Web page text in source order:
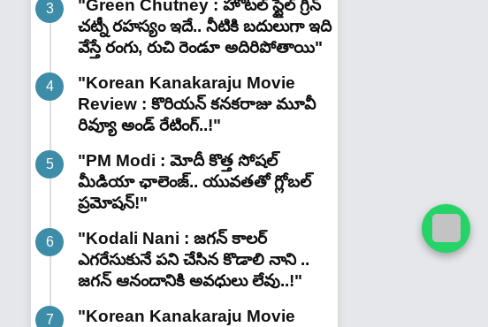
"Green Chutney : హోటల్ స్టైల్ గ్రీన్
చట్నీ రహస్యం ఇదే.. నీటికి బదులుగా ఇది
వేస్తే రంగు, రుచి రెండూ అదిరిపోతాయి"
"Korean Kanakaraju Movie
Review : కొరియన్ కనకరాజు మూవీ
రివ్యూ అండ్ రేటింగ్‌..!"
"PM Modi : మోదీ కొత్త సోషల్
మీడియా ఛాలెంజ్.. యువతతో గ్లోబల్
ప్రమోషన్!"
"Kodali Nani : జగన్ కాలర్
ఎగరేసుకునే పని చేసిన కొడాలి నాని ..
జగన్ ఆనందానికి అవధులు లేవు..!"
"Korean Kanakaraju Movie